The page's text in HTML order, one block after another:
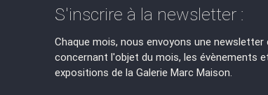
S'inscrire à la newsletter :
Chaque mois, nous envoyons une newsletter
concernant l'objet du mois, les évènements
expositions de la Galerie Marc Maison.